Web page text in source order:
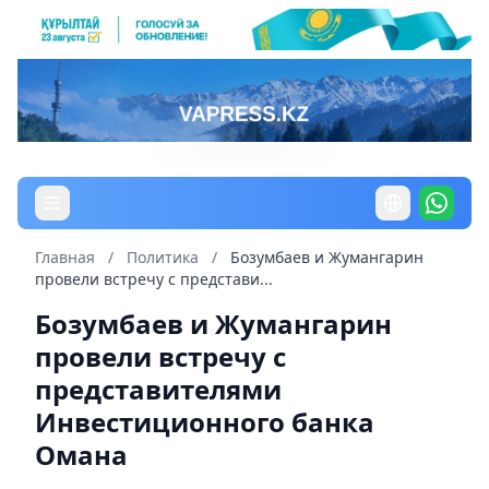
Главная / Политика /
Бозумбаев и Жумангарин
провели встречу с представи...
Бозумбаев и Жумангарин
провели встречу с
представителями
Инвестиционного банка
Омана